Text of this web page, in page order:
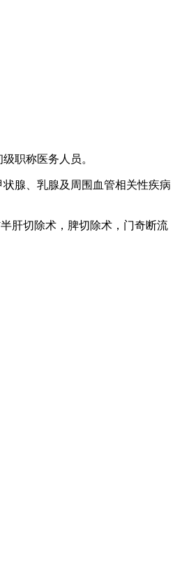
职称医务人员。
腺、乳腺及周围血管相关性疾病
肝切除术，脾切除术，门奇断流